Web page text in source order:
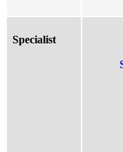
Specialist